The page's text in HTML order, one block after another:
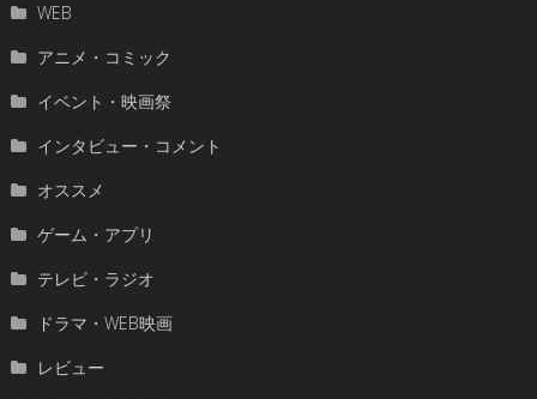
WEB
アニメ・コミック
イベント・映画祭
インタビュー・コメント
オススメ
ゲーム・アプリ
テレビ・ラジオ
ドラマ・WEB映画
レビュー